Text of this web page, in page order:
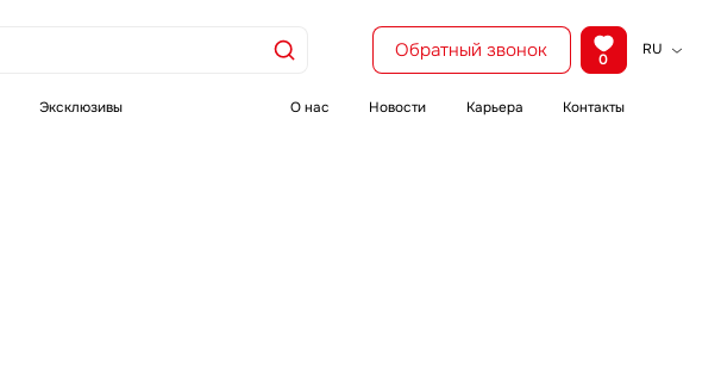
Обратный звонок 0
RU
Эксклюзивы О нас Новости Карьера Контакты